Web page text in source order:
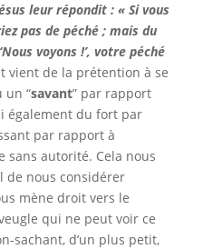
leur répondit : « Si vous
pas de péché ; mais du
voyons !’, votre péché
vient de la prétention à se
un “savant” par rapport
également du fort par
par rapport à
sans autorité. Cela nous
de nous considérer
mène droit vers le
qui ne peut voir ce
sachant, d’un plus petit,